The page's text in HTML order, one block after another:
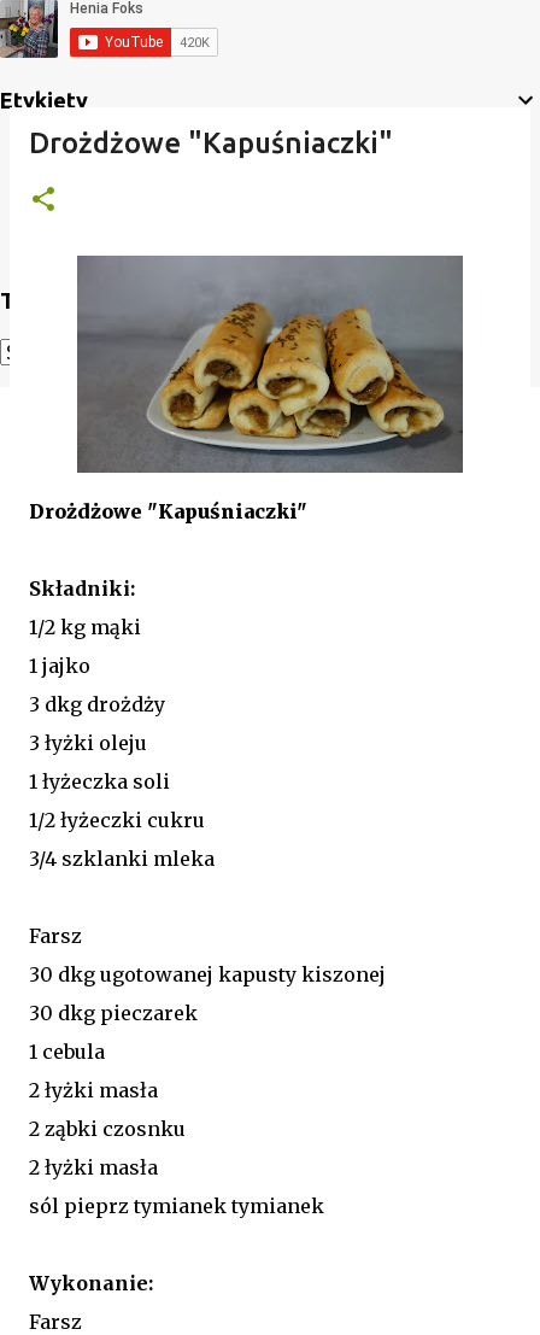
Etykiety
Translate
Translate
Drożdżowe "Kapuśniaczki"
Drożdżowe "Kapuśniaczki"
Składniki:
1/2 kg mąki
1 jajko
3 dkg drożdży
3 łyżki oleju
1 łyżeczka soli
1/2 łyżeczki cukru
3/4 szklanki mleka
Farsz
30 dkg ugotowanej kapusty kiszonej
30 dkg pieczarek
1 cebula
2 łyżki masła
2 ząbki czosnku
2 łyżki masła
sól pieprz tymianek tymianek
Wykonanie:
Farsz